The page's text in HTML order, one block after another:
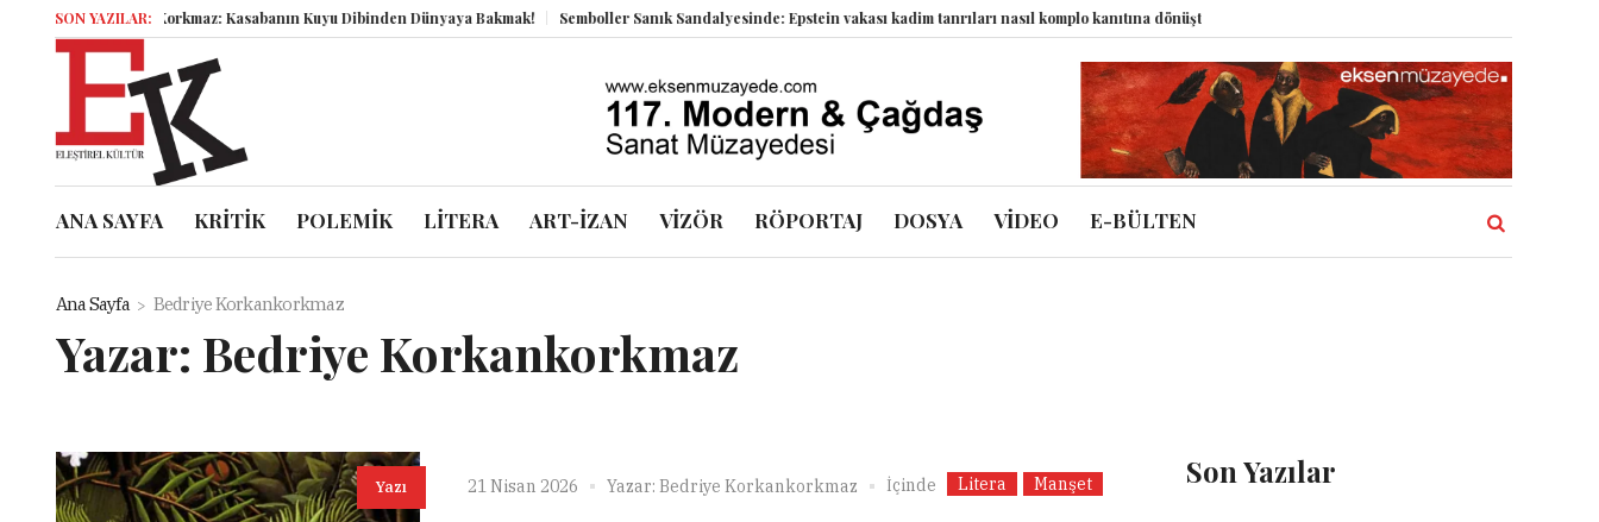
SON YAZILAR:
Şahbender Korkmaz: Kasabanın Kuyu Dibinden Dünyaya Bakmak! Semboller Sanık Sandalyesinde: Epstein vakası kadim tanrıları nasıl komplo kanıtına dönüştürdü?
ANA SAYFA KRİTİK POLEMİK LİTERA ART-İZAN VİZÖR RÖPORTAJ DOSYA VİDEO E-BÜLTEN
Ana Sayfa Bedriye Korkankorkmaz
Yazar: Bedriye Korkankorkmaz
Yazı 21 Nisan 2026 Yazar: Bedriye Korkankorkmaz İçinde Litera Manşet Son Yazılar